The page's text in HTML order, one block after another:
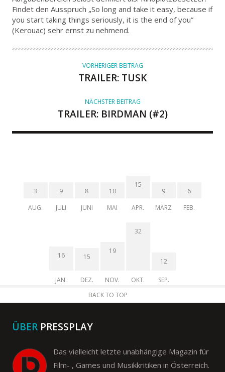
T
O
R
Findet den Ausspruch „So long and take it easy, because if
you start taking things seriously, it is the end of you”
(Kerouac) sehr ernst zu nehmend.
VORHERIGER BEITRAG
TRAILER: TUSK
NÄCHSTER BEITRAG
TRAILER: BIRDMAN (#2)
3
AUG.
9
JULI
8
JUNI
10
MAI
15
APR.
9
MÄRZ
6
FEB.
16
JAN.
15
DEZ.
19
NOV.
32
OKT.
12
SEP.
BACK TO TOP
ÜBER PRESSPLAY
Das vielleicht letzte unabhängige Magazin für
Film- , Games und Musikkritiken in Österreich.